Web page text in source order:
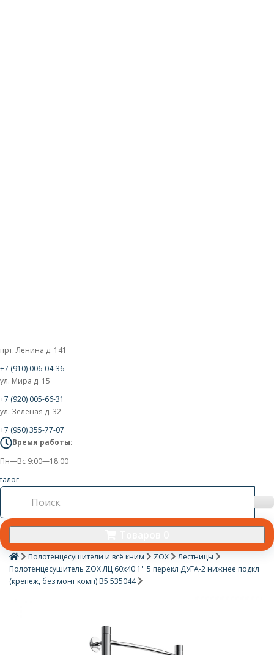
прт. Ленина д. 141
+7 (910) 006-04-36
ул. Мира д. 15
+7 (920) 005-66-31
ул. Зеленая д. 32
+7 (950) 355-77-07
Время работы:
Пн—Вс 9:00—18:00
Полотенцесушители и всё кним ZOX
Лестницы
Полотенцесушитель ZOX ЛЦ 60х40 1'' 5 перекл ДУГА-2 нижнее подкл
(крепеж, без монт комп) B5 535044